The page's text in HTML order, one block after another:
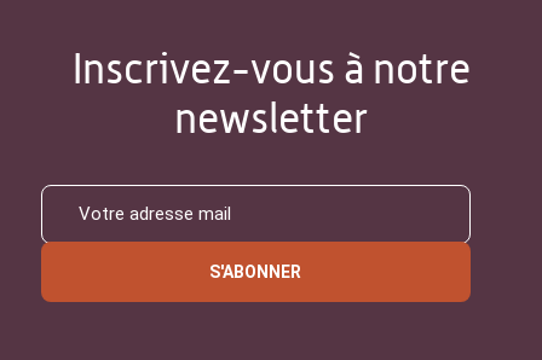
Inscrivez-vous à notre
newsletter
S'ABONNER